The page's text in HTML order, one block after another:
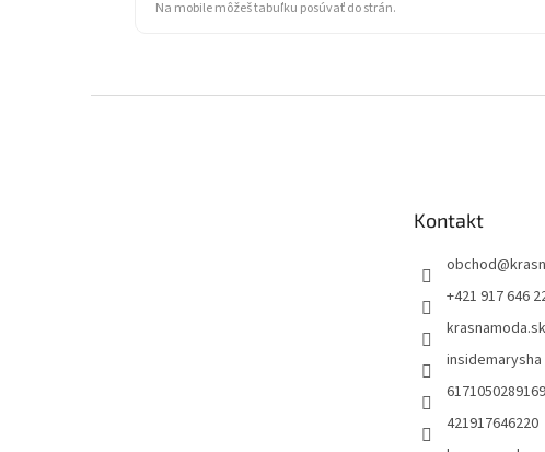
Na mobile môžeš tabuľku posúvať do strán.
Kontakt
obchod@
+421 917 646
krasnamoda.sk
insidemarysha
421917646220